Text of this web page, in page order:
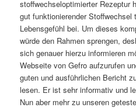
stoffwechseloptimierter Rezeptur
gut funktionierender Stoffwechsel
Lebensgefühl bei. Um dieses
würde den Rahmen sprengen,
sich genauer hierzu informieren
Webseite von Gefro aufzurufen
guten und ausführlichen Bericht
lesen. Er ist sehr informativ und
Nun aber mehr zu unseren